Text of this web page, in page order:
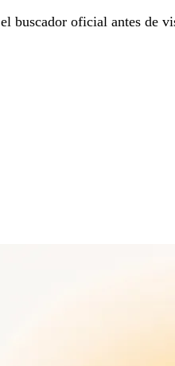
buscador oficial antes de